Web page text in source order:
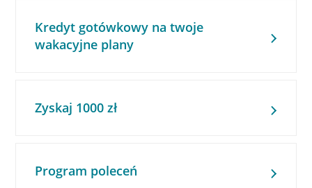
Kredyt gotówkowy na twoje
wakacyjne plany
Zyskaj 1000 zł
Program poleceń